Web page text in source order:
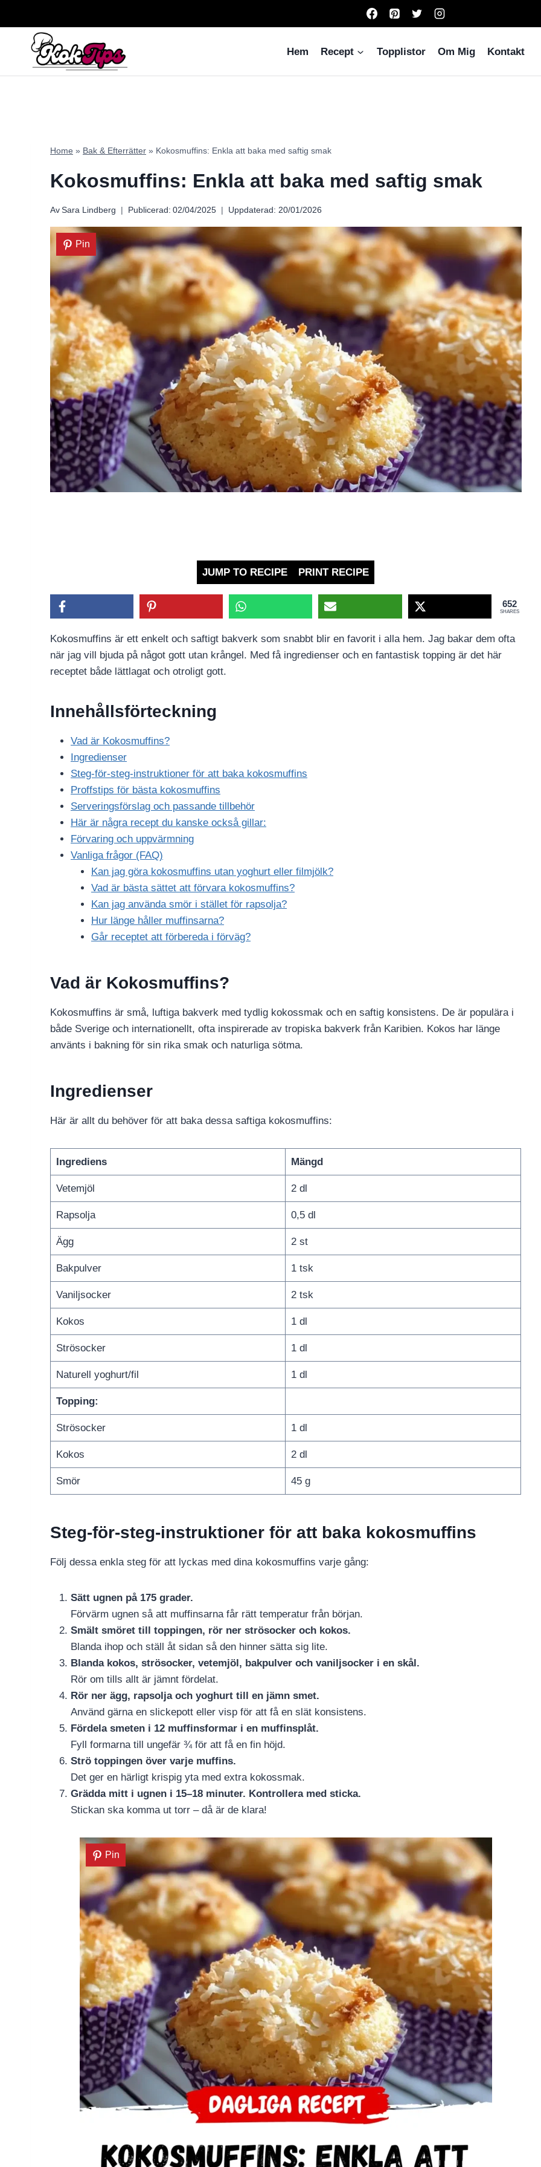
Hem
Recept Topplistor Om Mig Kontakt
Home » Bak & Efterrätter » Kokosmuffins: Enkla att baka med saftig smak
Kokosmuffins: Enkla att baka med saftig smak
Av Sara Lindberg Publicerad: 02/04/2025 Uppdaterad: 20/01/2026
Pin
JUMP TO RECIPE PRINT RECIPE
652
SHARES
Kokosmuffins är ett enkelt och saftigt bakverk som snabbt blir en favorit i alla hem. Jag bakar dem ofta
när jag vill bjuda på något gott utan krångel. Med få ingredienser och en fantastisk topping är det här
receptet både lättlagat och otroligt gott.
Innehållsförteckning
Vad är Kokosmuffins?
Ingredienser
Steg-för-steg-instruktioner för att baka kokosmuffins
Proffstips för bästa kokosmuffins
Serveringsförslag och passande tillbehör
Här är några recept du kanske också gillar:
Förvaring och uppvärmning
Vanliga frågor (FAQ)
Kan jag göra kokosmuffins utan yoghurt eller filmjölk?
Vad är bästa sättet att förvara kokosmuffins?
Kan jag använda smör i stället för rapsolja?
Hur länge håller muffinsarna?
Går receptet att förbereda i förväg?
Vad är Kokosmuffins?
Kokosmuffins är små, luftiga bakverk med tydlig kokossmak och en saftig konsistens. De är populära i
både Sverige och internationellt, ofta inspirerade av tropiska bakverk från Karibien. Kokos har länge
använts i bakning för sin rika smak och naturliga sötma.
Ingredienser
Här är allt du behöver för att baka dessa saftiga kokosmuffins:
Ingrediens Mängd
Vetemjöl 2 dl
Rapsolja 0,5 dl
Ägg 2 st
Bakpulver 1 tsk
Vaniljsocker 2 tsk
Kokos 1 dl
Strösocker 1 dl
Naturell yoghurt/fil 1 dl
Topping:
Strösocker 1 dl
Kokos 2 dl
Smör 45 g
Steg-för-steg-instruktioner för att baka kokosmuffins
Följ dessa enkla steg för att lyckas med dina kokosmuffins varje gång:
Sätt ugnen på 175 grader.
Förvärm ugnen så att muffinsarna får rätt temperatur från början.
Smält smöret till toppingen, rör ner strösocker och kokos.
Blanda ihop och ställ åt sidan så den hinner sätta sig lite.
Blanda kokos, strösocker, vetemjöl, bakpulver och vaniljsocker i en skål.
Rör om tills allt är jämnt fördelat.
Rör ner ägg, rapsolja och yoghurt till en jämn smet.
Använd gärna en slickepott eller visp för att få en slät konsistens.
Fördela smeten i 12 muffinsformar i en muffinsplåt.
Fyll formarna till ungefär ¾ för att få en fin höjd.
Strö toppingen över varje muffins.
Det ger en härligt krispig yta med extra kokossmak.
Grädda mitt i ugnen i 15–18 minuter. Kontrollera med sticka.
Stickan ska komma ut torr – då är de klara!
Pin